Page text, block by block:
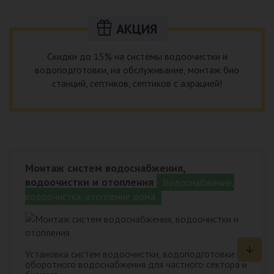
АКЦИЯ
Скидки до 15% на системы водоочистки и
водоподготовки, на обслуживание, монтаж био
станций, септиков, септиков с аэрацией!
Монтаж систем водоснабжения,
водоочистки и отопления
Установка систем водоочистки, водоподготовки и
оборотного водоснабжения для частного сектора и